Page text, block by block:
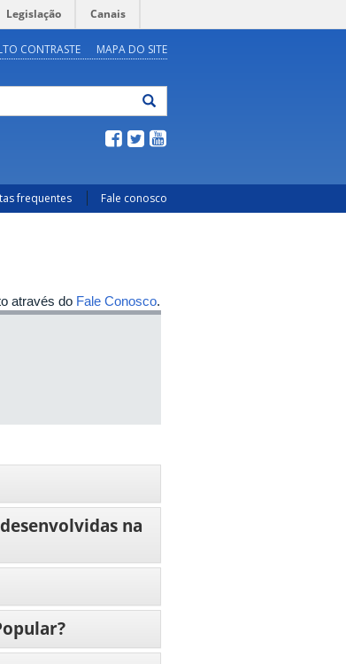
Legislação Canais
CONTRASTE MAPA DO SITE
frequentes Fale conosco
através do Fale Conosco.
na